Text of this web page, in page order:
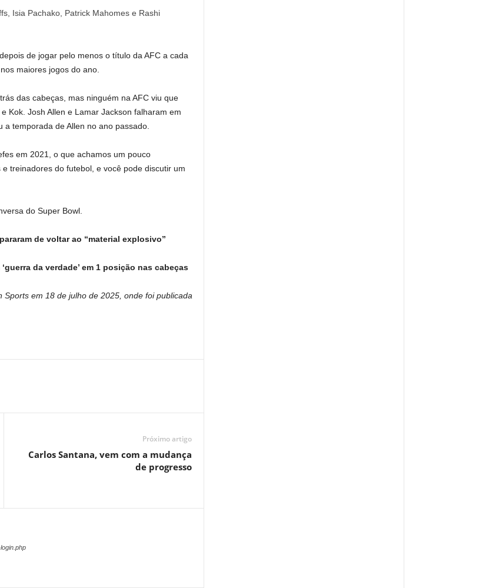
Isia Pachako, Patrick Mahomes e Rashi
de jogar pelo menos o título da AFC a cada
maiores jogos do ano.
das cabeças, mas ninguém na AFC viu que
Kok. Josh Allen e Lamar Jackson falharam em
temporada de Allen no ano passado.
em 2021, o que achamos um pouco
treinadores do futebol, e você pode discutir um
do Super Bowl.
de voltar ao “material explosivo”
da verdade’ em 1 posição nas cabeças
em 18 de julho de 2025, onde foi publicada
Próximo artigo
Carlos Santana, vem com a mudança
de progresso